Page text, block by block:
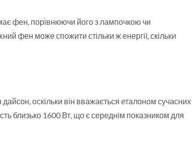
фен, порівнюючи його з лампочкою чи
фен може спожити стільки ж енергії, скільки
оскільки він вважається еталоном сучасних
близько 1600 Вт, що є середнім показником для